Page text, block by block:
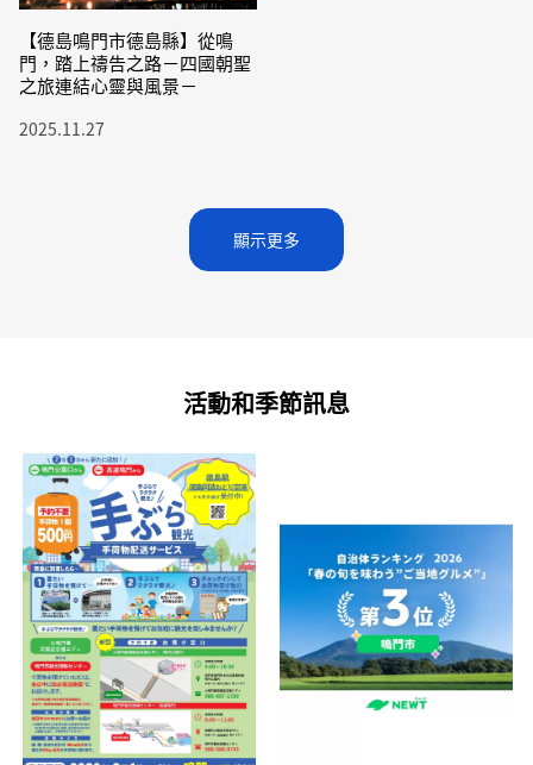
【德島鳴門市德島縣】從鳴
門，踏上禱告之路－四國朝聖
之旅連結心靈與風景－
2025.11.27
顯示更多
活動和季節訊息